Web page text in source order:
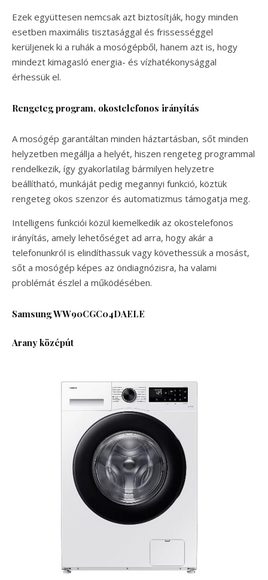
Ezek együttesen nemcsak azt biztosítják, hogy minden
esetben maximális tisztasággal és frissességgel
kerüljenek ki a ruhák a mosógépből, hanem azt is, hogy
mindezt kimagasló energia- és vízhatékonysággal
érhessük el.
Rengeteg program, okostelefonos irányítás
A mosógép garantáltan minden háztartásban, sőt minden
helyzetben megállja a helyét, hiszen rengeteg programmal
rendelkezik, így gyakorlatilag bármilyen helyzetre
beállítható, munkáját pedig megannyi funkció, köztük
rengeteg okos szenzor és automatizmus támogatja meg.
Intelligens funkciói közül kiemelkedik az okostelefonos
irányítás, amely lehetőséget ad arra, hogy akár a
telefonunkról is elindíthassuk vagy követhessük a mosást,
sőt a mosógép képes az öndiagnózisra, ha valami
problémát észlel a működésében.
Samsung WW90CGC04DAELE
Arany középút